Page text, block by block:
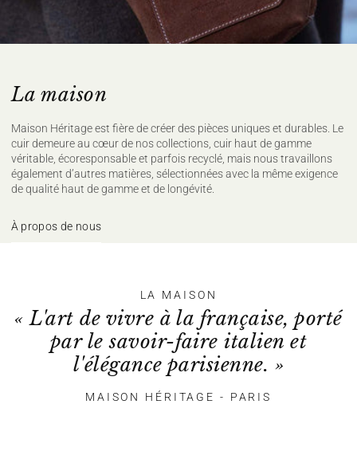
La maison
Maison Héritage est fière de créer des pièces uniques et durables. Le
cuir demeure au cœur de nos collections, cuir haut de gamme
véritable, écoresponsable et parfois recyclé, mais nous travaillons
également d’autres matières, sélectionnées avec la même exigence
de qualité haut de gamme et de longévité.
À propos de nous
LA MAISON
« L'art de vivre à la française, porté
par le savoir-faire italien et
l'élégance parisienne. »
MAISON HÉRITAGE - PARIS